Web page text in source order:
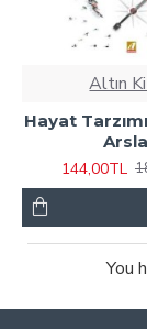
Altın
Hayat
144,00TL
You